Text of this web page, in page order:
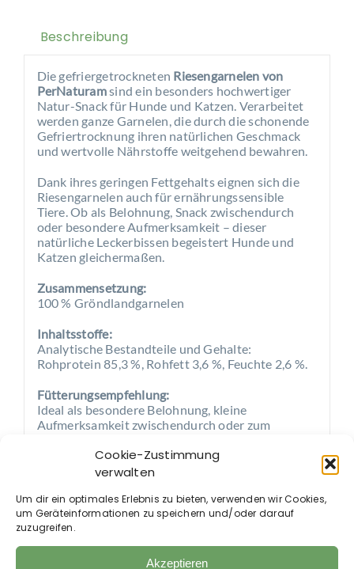
Cookie-Zustimmung
verwalten
Um dir ein optimales Erlebnis zu bieten, verwenden wir Cookies,
um Geräteinformationen zu speichern und/oder darauf
zuzugreifen.
Akzeptieren
Beschreibung
Die gefriergetrockneten Riesengarnelen von
PerNaturamsind ein besonders hochwertiger
Natur-Snack für Hunde und Katzen. Verarbeitet
werden ganze Garnelen, die durch die schonende
Gefriertrocknung ihren natürlichen Geschmack
und wertvolle Nährstoffe weitgehend bewahren.
Dank ihres geringen Fettgehalts eignen sich die
Riesengarnelen auch für ernährungssensible
Tiere. Ob als Belohnung, Snack zwischendurch
oder besondere Aufmerksamkeit – dieser
natürliche Leckerbissen begeistert Hunde und
Katzen gleichermaßen.
Zusammensetzung:
100 % Gröndlandgarnelen
Inhaltsstoffe:
Analytische Bestandteile und Gehalte:
Rohprotein 85,3 %, Rohfett 3,6 %, Feuchte 2,6 %.
Fütterungsempfehlung:
Ideal als besondere Belohnung, kleine
Aufmerksamkeit zwischendurch oder zum
erfreut sich dieser Snack großer Beliebtheit.
grundsätzlich nur unter Aufsicht. Für eine
optimale Qualität kühl, trocken und vor direkter
Sonneneinstrahlung geschützt aufbewahren.